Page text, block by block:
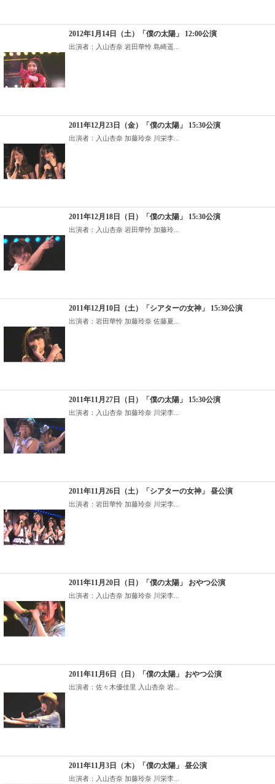
2012年1月14日（土）「僕の太陽」 12:00公演
出演者：入山杏奈 岩田華怜 島崎遥...
2011年12月23日（金）「僕の太陽」 15:30公演
出演者：入山杏奈 加藤玲奈 川栄李...
2011年12月18日（日）「僕の太陽」 15:30公演
出演者：入山杏奈 岩田華怜 加藤玲...
2011年12月10日（土）「シアターの女神」 15:30公演
出演者：岩田華怜 加藤玲奈 佐藤夏...
2011年11月27日（日）「僕の太陽」 15:30公演
出演者：入山杏奈 加藤玲奈 川栄李...
2011年11月26日（土）「シアターの女神」 昼公演
出演者：岩田華怜 加藤玲奈 川栄李...
2011年11月20日（日）「僕の太陽」 おやつ公演
出演者：入山杏奈 加藤玲奈 川栄李...
2011年11月6日（日）「僕の太陽」 おやつ公演
出演者：佐々木優佳里 入山杏奈 岩...
2011年11月3日（木）「僕の太陽」 昼公演
出演者：入山杏奈 加藤玲奈 川栄李...